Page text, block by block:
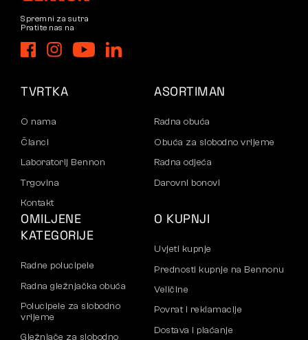
Spremni za sutra
Pratite nas na
TVRTKA
O nama
Članci
Laboratorij Bennon
Trgovina
Kontakt
ASORTIMAN
Radna obuća
Obuća za slobodno vrijeme
Radna odjeća
Darovni bonovi
OMILJENE
KATEGORIJE
Radne polucipele
Radna gležnjačka obuća
Polucipele za slobodno
vrijeme
Gležnjače za slobodno
O KUPNJI
Uvjeti kupnje
Prednosti kupnje na Bennonu
Veličine
Povrat i reklamacije
Dostava i plaćanje